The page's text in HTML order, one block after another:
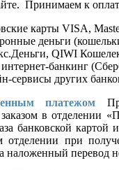
Принимаем к
карты VISA,
деньги
QIWI
интернет-банкинг
сервисы других
платежом
в отделении
банковской картой
отделении при
наложенный перевод